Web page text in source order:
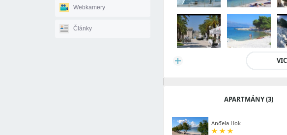
Webkamery
Články
APARTMÁNY (3)
Anđela Hok